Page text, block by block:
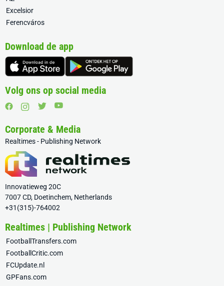
Excelsior
Ferencváros
Download de app
Volg ons op social media
Corporate & Media
Realtimes - Publishing Network
Innovatieweg 20C
7007 CD, Doetinchem, Netherlands
+31(315)-764002
Realtimes | Publishing Network
FootballTransfers.com
FootballCritic.com
FCUpdate.nl
GPFans.com